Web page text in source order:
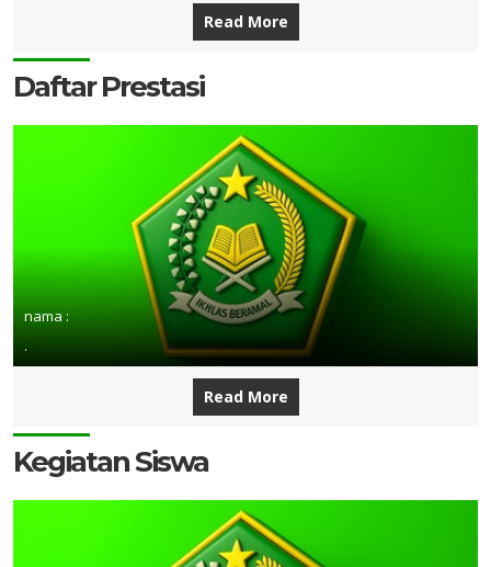
Read More
Daftar Prestasi
nama :
.
Read More
Kegiatan Siswa